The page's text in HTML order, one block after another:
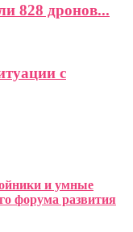
828 дронов...
с
и умные
форума развития